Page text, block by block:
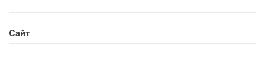
Сайт